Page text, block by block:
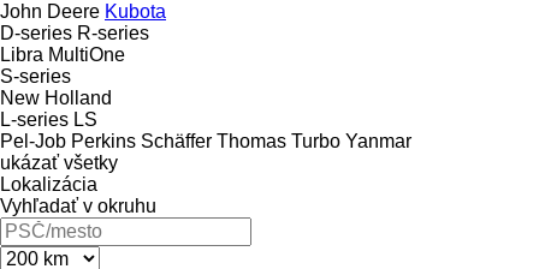
John Deere Kubota
D-series R-series
Libra MultiOne
S-series
New Holland
L-series LS
Pel-Job Perkins Schäffer Thomas Turbo Yanmar
ukázať všetky
Lokalizácia
Vyhľadať v okruhu